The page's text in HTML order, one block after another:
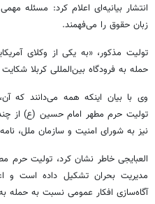
انتشار بیانیه‌ای اعلام کرد: مسئله
زبان حقوق را می‌فهمند.
تولیت مذکور، «به یکی از وکلای
حمله به فرودگاه بین‌المللی کربلا
وی با بیان اینکه همه می‌دانند که
تولیت حرم مطهر امام حسین (ع) از
نیز به شورای امنیت و سازمان ملل،
العبایجی خاطر نشان کرد، تولیت حرم
مدیریت بحران تشکیل داده است و
آگاه‌سازی افکار عمومی نسبت به حمله